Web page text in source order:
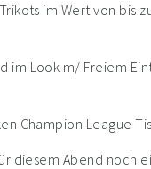
im Wert von bis
im Look m/ Freiem
Champion League
diesem Abend noch